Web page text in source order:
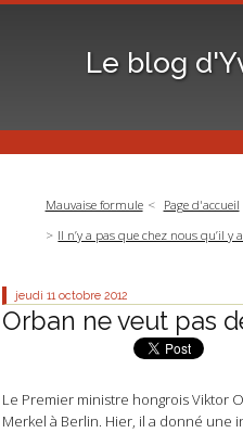
Le blog
Mauvaise formule
Page d'accueil
Il n’y a pas que chez nous qu’il y
jeudi 11 octobre 2012
Orban ne veut pas
Le Premier ministre hongrois Viktor
Merkel à Berlin. Hier, il a donné une